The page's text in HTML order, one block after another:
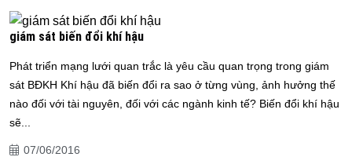
giám sát biến đổi khí hậu
Phát triển mạng lưới quan trắc là yêu cầu quan trọng trong giám
sát BĐKH Khí hậu đã biến đổi ra sao ở từng vùng, ảnh hưởng thế
nào đối với tài nguyên, đối với các ngành kinh tế? Biến đổi khí hậu
sẽ...
07/06/2016